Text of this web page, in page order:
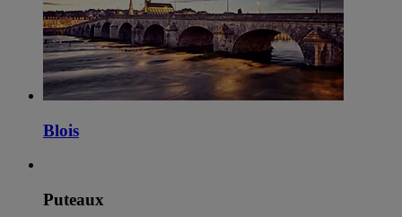
Blois
Puteaux